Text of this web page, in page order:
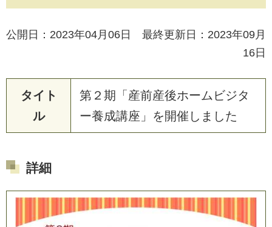
公開日：2023年04月06日 最終更新日：2023年09月
16日
タイト
ル
第 ２ 期 「 産前産後ホーム ビジタ
ー養成講座 」 を開催 し ま した
詳細